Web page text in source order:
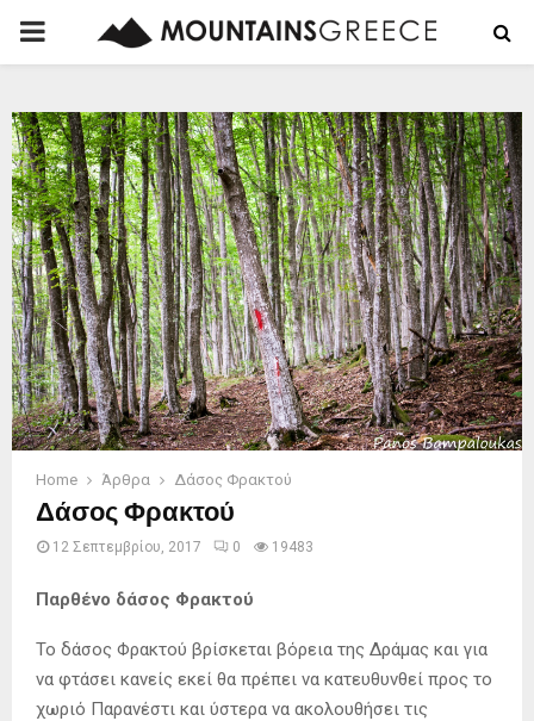
PRIMARY
Home Άρθρα Δάσος Φρακτού
Δάσος Φρακτού
12 Σεπτεμβρίου, 2017 0 19483
Παρθένο δάσος Φρακτού
Το δάσος Φρακτού βρίσκεται βόρεια της Δράμας και για
να φτάσει κανείς εκεί θα πρέπει να κατευθυνθεί προς το
χωριό Παρανέστι και ύστερα να ακολουθήσει τις